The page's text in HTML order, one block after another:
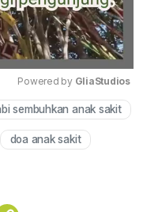
Mute
Powered by GliaStudios
sembuhkan anak sakit
doa anak sakit